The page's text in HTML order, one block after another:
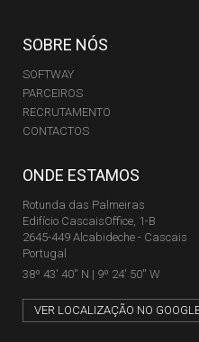
SOBRE NÓS
SOFTWAY
PARCEIROS
RECRUTAMENTO
CONTACTOS
ONDE ESTAMOS
Rotunda das Palmeiras
Edifício CascaisOffice, 1-B
2645-449 Alcabideche - Cascais
Portugal
38º 43' 40'' N | 9º 24' 50'' W
VER LOCALIZAÇÃO NO